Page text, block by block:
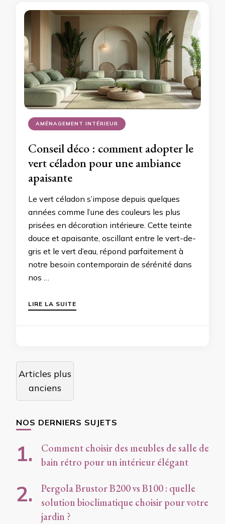
AMÉNAGEMENT INTÉRIEUR
Conseil déco : comment adopter le
vert céladon pour une ambiance
apaisante
Le vert céladon s’impose depuis quelques
années comme l’une des couleurs les plus
prisées en décoration intérieure. Cette teinte
douce et apaisante, oscillant entre le vert-de-
gris et le vert d’eau, répond parfaitement à
notre besoin contemporain de sérénité dans
nos …
LIRE LA SUITE
Navigation
des
articles
Articles plus
anciens
NOS DERNIERS SUJETS
Comment choisir des meubles de salle de
bain rétro pour un intérieur élégant
Pergola Brustor B200 vs B100 : quelle
solution bioclimatique choisir pour votre
jardin ?